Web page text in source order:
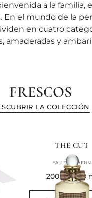
a la familia,
En el mundo de la
en cuatro
amaderadas y
FRESCOS
LA COLECCIÓN
THE CUT
EAU DE PARFUM
current price
200 €
100